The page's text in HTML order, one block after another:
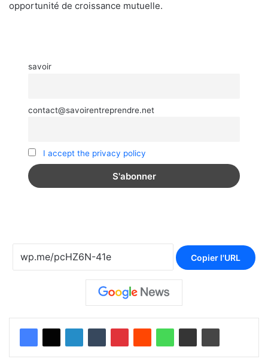
opportunité de croissance mutuelle.
savoir
contact@savoirentreprendre.net
I accept the privacy policy
Copier l'URL